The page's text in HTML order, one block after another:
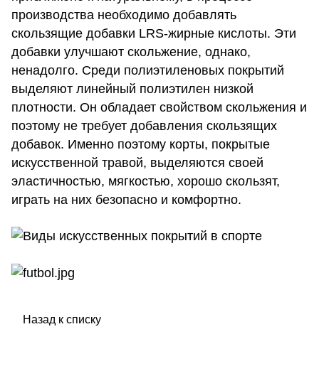
производства необходимо добавлять
скользящие добавки LRS-жирные кислоты. Эти
добавки улучшают скольжение, однако,
ненадолго. Среди полиэтиленовых покрытий
выделяют линейный полиэтилен низкой
плотности. Он обладает свойством скольжения и
поэтому не требует добавления скользящих
добавок. Именно поэтому корты, покрытые
искусственной травой, выделяются своей
эластичностью, мягкостью, хорошо скользят,
играть на них безопасно и комфортно.
Назад к списку